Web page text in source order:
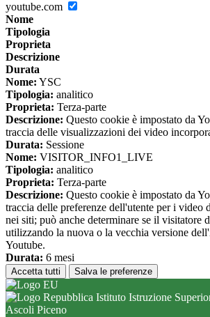
youtube.com
Nome
Tipologia
Proprieta
Descrizione
Durata
Nome: YSC
Tipologia: analitico
Proprieta: Terza-parte
Descrizione: Questo cookie è impostato da
traccia delle visualizzazioni dei video
Durata: Sessione
Nome: VISITOR_INFO1_LIVE
Tipologia: analitico
Proprieta: Terza-parte
Descrizione: Questo cookie è impostato da
traccia delle preferenze dell'utente per i video
nei siti; può anche determinare se il visitatore
utilizzando la nuova o la vecchia versione
Youtube.
Durata: 6 mesi
Accetta tutti Salva le preferenze
Istituto Istruzione
Ascoli Piceno